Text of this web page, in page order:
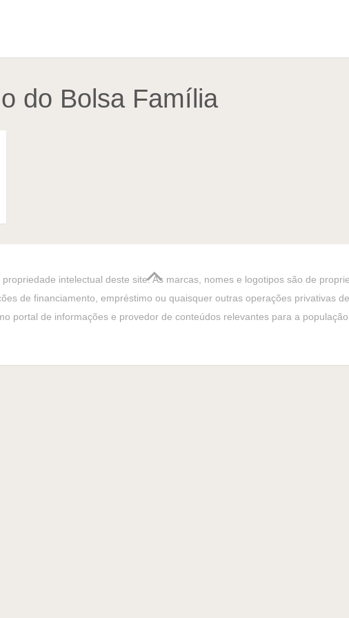
do Bolsa Família
intelectual deste site. As marcas, nomes e logotipos são de
de financiamento, empréstimo ou quaisquer outras operações privativas
portal de informações e provedor de conteúdos relevantes para a população